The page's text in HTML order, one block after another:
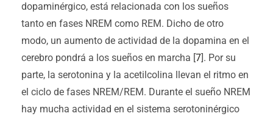
dopaminérgico, está relacionada con los sueños
tanto en fases NREM como REM. Dicho de otro
modo, un aumento de actividad de la dopamina en el
cerebro pondrá a los sueños en marcha [7]. Por su
parte, la serotonina y la acetilcolina llevan el ritmo en
el ciclo de fases NREM/REM. Durante el sueño NREM
hay mucha actividad en el sistema serotoninérgico